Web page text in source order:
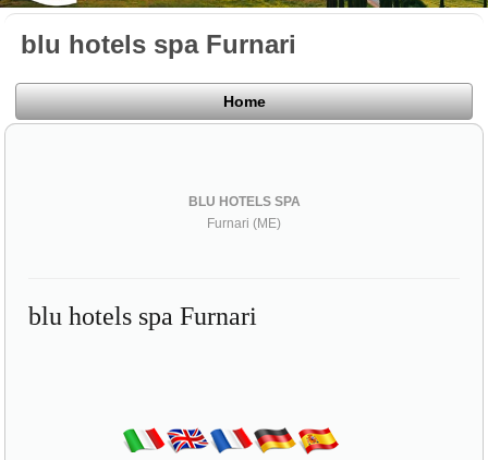
blu hotels spa Furnari
Home
BLU HOTELS SPA
Furnari (ME)
blu hotels spa Furnari